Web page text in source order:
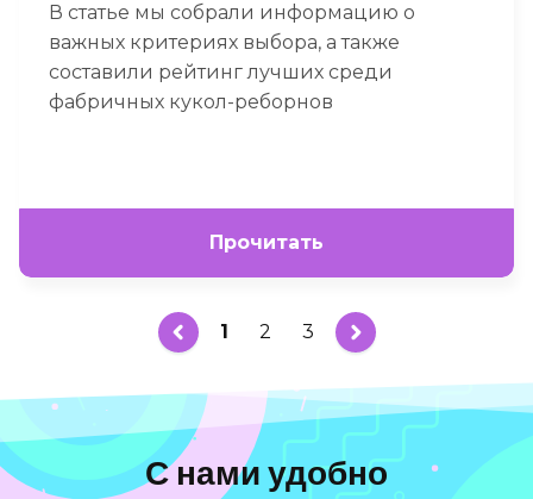
В статье мы собрали информацию о
важных критериях выбора, а также
составили рейтинг лучших среди
фабричных кукол-реборнов
Прочитать
1 2 3
С нами удобно